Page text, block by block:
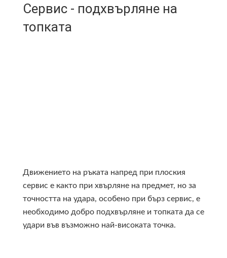
Сервис - подхвърляне на
топката
Движението на ръката напред при плоския
сервис е както при хвърляне на предмет, но за
точнoстта на удара, особено при бърз сервис, е
необходимо добро подхвърляне и топката да се
удари във възможно най-високата точка.